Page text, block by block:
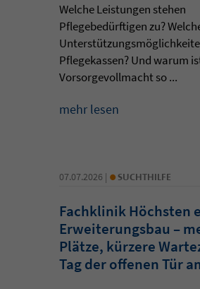
Welche Leistungen stehen
Pflegebedürftigen zu?
Pflegekassen? Und warum
Vorsorgevollmacht so ...
mehr lesen
07.07.2026 | • SUCHTHILFE
Fachklinik Höchsten
Erweiterungsbau –
Plätze, kürzere
Tag der offenen Tür